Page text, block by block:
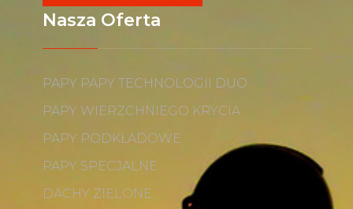
Nasza Oferta
PAPY PAPY TECHNOLOGII DUO
PAPY WIERZCHNIEGO KRYCIA
PAPY PODKŁADOWE
PAPY SPECJALNE
DACHY ZIELONE